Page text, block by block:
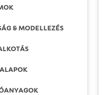
& MODELLEZÉS